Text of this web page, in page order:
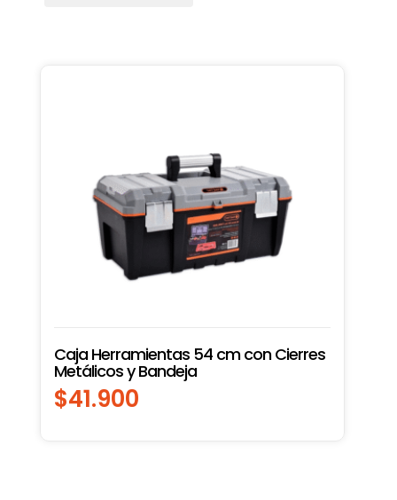
Caja Herramientas 54 cm con Cierres
Metálicos y Bandeja
$41.900